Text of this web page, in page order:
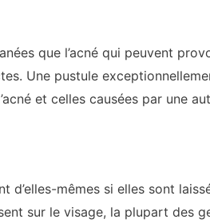
que l’acné qui peuvent
Une pustule
et celles causées par une
d’elles-mêmes si elles sont
sur le visage, la plupart des